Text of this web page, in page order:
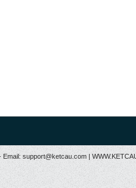
Email: support@ketcau.com |